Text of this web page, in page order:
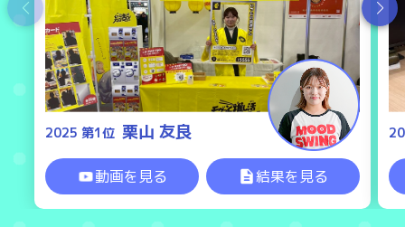
2025 第1位 栗山 友良
動画を見る 結果を見る